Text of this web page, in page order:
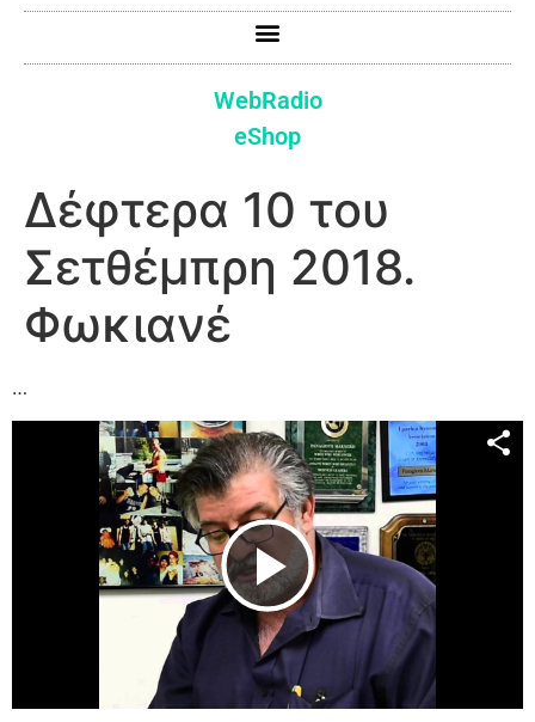
WebRadio
eShop
Δέφτερα 10 του
Σετθέμπρη 2018.
Φωκιανέ
…
Play Video